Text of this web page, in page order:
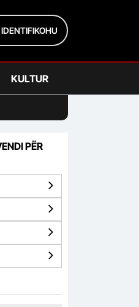
IDENTIFIKOHU
KULTUR
PËR